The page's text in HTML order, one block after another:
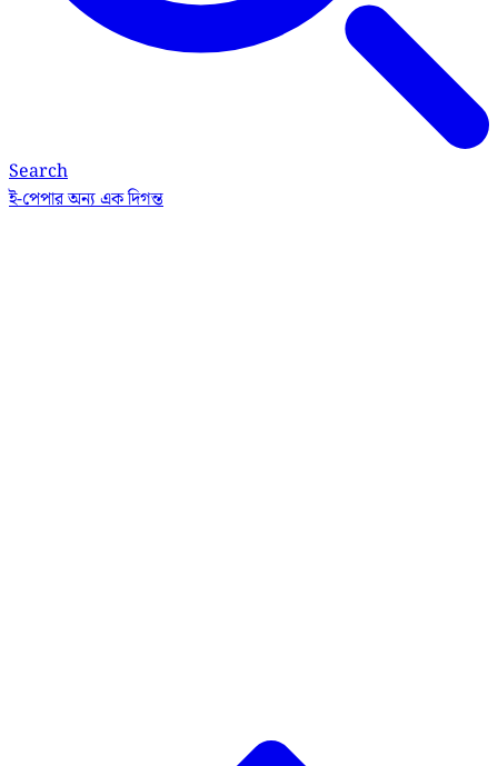
Search
ই-পেপারঅন্য এক দিগন্ত